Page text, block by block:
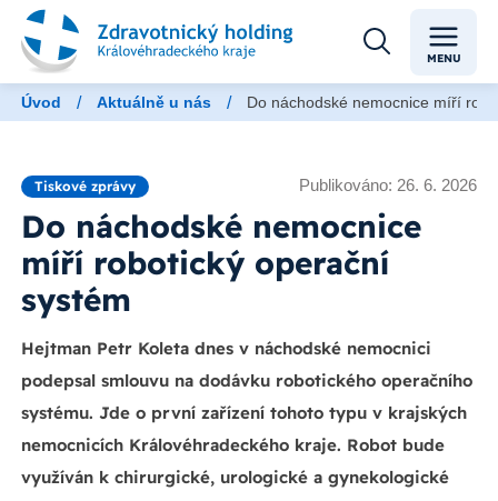
MENU
Úvod / Aktuálně u nás / Do náchodské nemocnice míří
Tiskové zprávy Publikováno: 26. 6. 2026
Do náchodské nemocnice
míří robotický operační
systém
Hejtman Petr Koleta dnes v náchodské nemocnici
podepsal smlouvu na dodávku robotického operačního
systému. Jde o první zařízení tohoto typu v krajských
nemocnicích Královéhradeckého kraje. Robot bude
využíván k chirurgické, urologické a gynekologické